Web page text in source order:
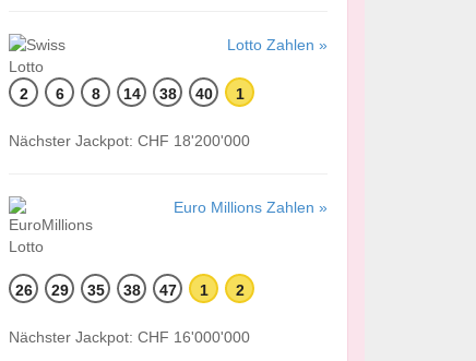
Lotto Zahlen »
2 6 8 14 38 40 1
Nächster Jackpot: CHF 18'200'000
Euro Millions Zahlen »
26 29 35 38 47 1 2
Nächster Jackpot: CHF 16'000'000